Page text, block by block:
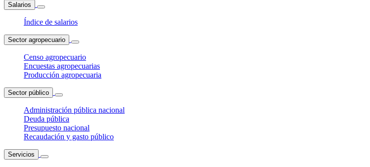
Salarios
Índice de salarios
Sector agropecuario
Censo agropecuario
Encuestas agropecuarias
Producción agropecuaria
Sector público
Administración pública nacional
Deuda pública
Presupuesto nacional
Recaudación y gasto público
Servicios